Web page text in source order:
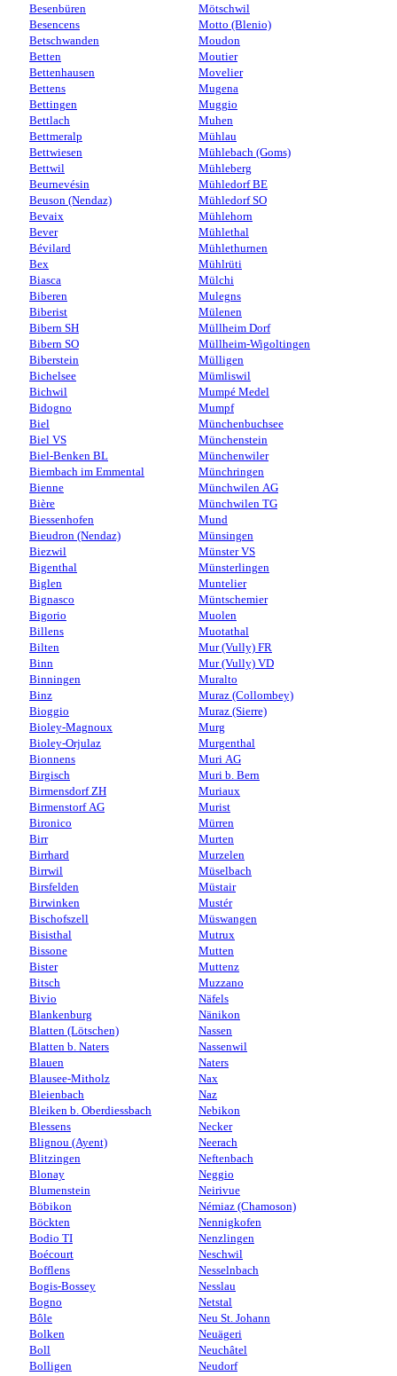
Besenbüren
Besencens
Betschwanden
Betten
Bettenhausen
Bettens
Bettingen
Bettlach
Bettmeralp
Bettwiesen
Bettwil
Beurnevésin
Beuson (Nendaz)
Bevaix
Bever
Bévilard
Bex
Biasca
Biberen
Biberist
Bibern SH
Bibern SO
Biberstein
Bichelsee
Bichwil
Bidogno
Biel
Biel VS
Biel-Benken BL
Biembach im Emmental
Bienne
Bière
Biessenhofen
Bieudron (Nendaz)
Biezwil
Bigenthal
Biglen
Bignasco
Bigorio
Billens
Bilten
Binn
Binningen
Binz
Bioggio
Bioley-Magnoux
Bioley-Orjulaz
Bionnens
Birgisch
Birmensdorf ZH
Birmenstorf AG
Bironico
Birr
Birrhard
Birrwil
Birsfelden
Birwinken
Bischofszell
Bisisthal
Bissone
Bister
Bitsch
Bivio
Blankenburg
Blatten (Lötschen)
Blatten b. Naters
Blauen
Blausee-Mitholz
Bleienbach
Bleiken b. Oberdiessbach
Blessens
Blignou (Ayent)
Blitzingen
Blonay
Blumenstein
Böbikon
Böckten
Bodio TI
Boécourt
Bofflens
Bogis-Bossey
Bogno
Bôle
Bolken
Boll
Bolligen
Mötschwil
Motto (Blenio)
Moudon
Moutier
Movelier
Mugena
Muggio
Muhen
Mühlau
Mühlebach (Goms)
Mühleberg
Mühledorf BE
Mühledorf SO
Mühlehorn
Mühlethal
Mühlethurnen
Mühlrüti
Mülchi
Mulegns
Mülenen
Müllheim Dorf
Müllheim-Wigoltingen
Mülligen
Mümliswil
Mumpé Medel
Mumpf
Münchenbuchsee
Münchenstein
Münchenwiler
Münchringen
Münchwilen AG
Münchwilen TG
Mund
Münsingen
Münster VS
Münsterlingen
Muntelier
Müntschemier
Muolen
Muotathal
Mur (Vully) FR
Mur (Vully) VD
Muralto
Muraz (Collombey)
Muraz (Sierre)
Murg
Murgenthal
Muri AG
Muri b. Bern
Muriaux
Murist
Mürren
Murten
Murzelen
Müselbach
Müstair
Mustér
Müswangen
Mutrux
Mutten
Muttenz
Muzzano
Näfels
Nänikon
Nassen
Nassenwil
Naters
Nax
Naz
Nebikon
Necker
Neerach
Neftenbach
Neggio
Neirivue
Némiaz (Chamoson)
Nennigkofen
Nenzlingen
Neschwil
Nesselnbach
Nesslau
Netstal
Neu St. Johann
Neuägeri
Neuchâtel
Neudorf